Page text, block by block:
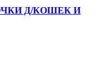
Д/КОШЕК И